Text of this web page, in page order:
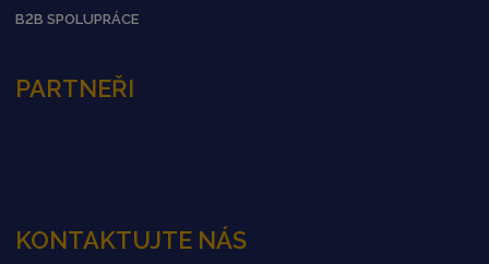
B2B SPOLUPRÁCE
PARTNEŘI
KONTAKTUJTE NÁS